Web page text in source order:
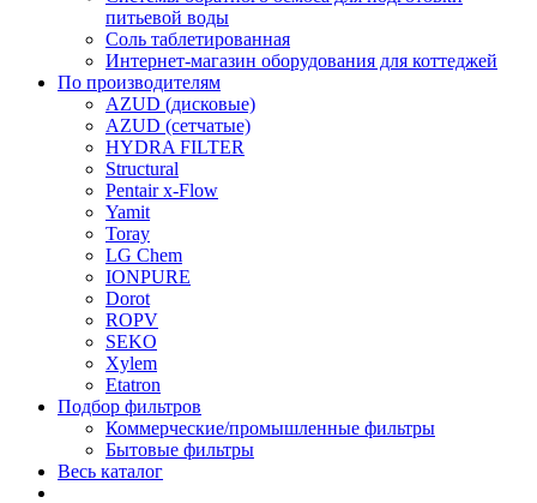
питьевой воды
Соль таблетированная
Интернет-магазин оборудования для коттеджей
По производителям
AZUD (дисковые)
AZUD (сетчатые)
HYDRA FILTER
Structural
Pentair x-Flow
Yamit
Toray
LG Chem
IONPURE
Dorot
ROPV
SEKO
Xylem
Etatron
Подбор фильтров
Коммерческие/промышленные фильтры
Бытовые фильтры
Весь каталог